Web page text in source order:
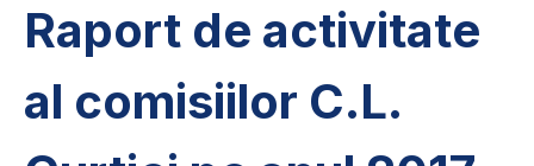
Raport de activitate
al comisiilor C.L.